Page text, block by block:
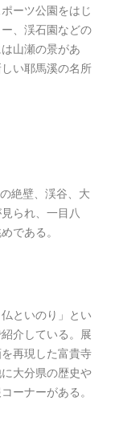
ーツ公園をはじ
、渓石園などの
山瀬の景があ
い耶馬溪の名所
絶壁、渓谷、大
られ、一目八
である。
といのり」とい
介している。展
再現した富貴寺
大分県の歴史や
ーナーがある。